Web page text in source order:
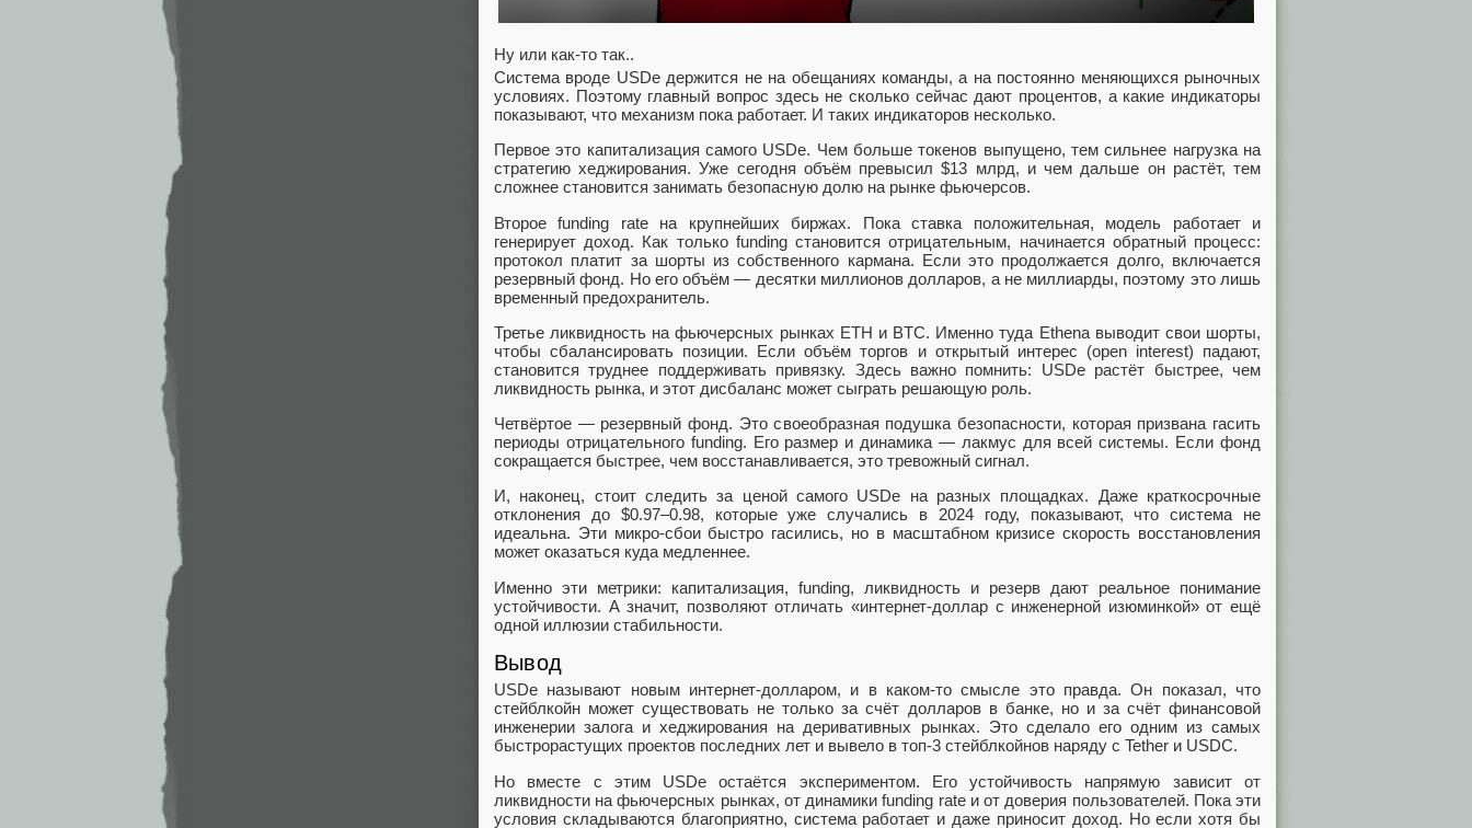
Ну или как-то так..
Система вроде USDe держится не на обещаниях команды, а на постоянно меняющихся рыночных
условиях. Поэтому главный вопрос здесь не сколько сейчас дают процентов, а какие индикаторы
показывают, что механизм пока работает. И таких индикаторов несколько.
Первое это капитализация самого USDe. Чем больше токенов выпущено, тем сильнее нагрузка на
стратегию хеджирования. Уже сегодня объём превысил $13 млрд, и чем дальше он растёт, тем
сложнее становится занимать безопасную долю на рынке фьючерсов.
Второе funding rate на крупнейших биржах. Пока ставка положительная, модель работает и
генерирует доход. Как только funding становится отрицательным, начинается обратный процесс:
протокол платит за шорты из собственного кармана. Если это продолжается долго, включается
резервный фонд. Но его объём — десятки миллионов долларов, а не миллиарды, поэтому это лишь
временный предохранитель.
Третье ликвидность на фьючерсных рынках ETH и BTC. Именно туда Ethena выводит свои шорты,
чтобы сбалансировать позиции. Если объём торгов и открытый интерес (open interest) падают,
становится труднее поддерживать привязку. Здесь важно помнить: USDe растёт быстрее, чем
ликвидность рынка, и этот дисбаланс может сыграть решающую роль.
Четвёртое — резервный фонд. Это своеобразная подушка безопасности, которая призвана гасить
периоды отрицательного funding. Его размер и динамика — лакмус для всей системы. Если фонд
сокращается быстрее, чем восстанавливается, это тревожный сигнал.
И, наконец, стоит следить за ценой самого USDe на разных площадках. Даже краткосрочные
отклонения до $0.97–0.98, которые уже случались в 2024 году, показывают, что система не
идеальна. Эти микро-сбои быстро гасились, но в масштабном кризисе скорость восстановления
может оказаться куда медленнее.
Именно эти метрики: капитализация, funding, ликвидность и резерв дают реальное понимание
устойчивости. А значит, позволяют отличать «интернет-доллар с инженерной изюминкой» от ещё
одной иллюзии стабильности.
Вывод
USDe называют новым интернет-долларом, и в каком-то смысле это правда. Он показал, что
стейблкойн может существовать не только за счёт долларов в банке, но и за счёт финансовой
инженерии залога и хеджирования на деривативных рынках. Это сделало его одним из самых
быстрорастущих проектов последних лет и вывело в топ-3 стейблкойнов наряду с Tether и USDC.
Но вместе с этим USDe остаётся экспериментом. Его устойчивость напрямую зависит от
ликвидности на фьючерсных рынках, от динамики funding rate и от доверия пользователей. Пока эти
условия складываются благоприятно, система работает и даже приносит доход. Но если хотя бы